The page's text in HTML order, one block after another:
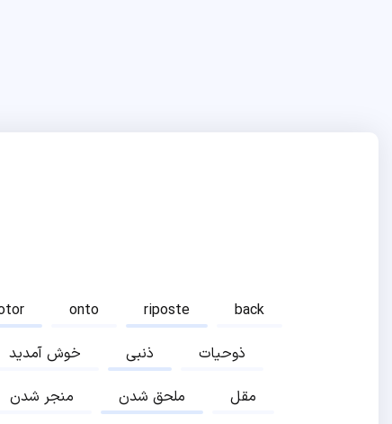
onto riposte
back
خوش آمدید ذنبی
ذوحیات
منجر شدن ملحق شدن مقل